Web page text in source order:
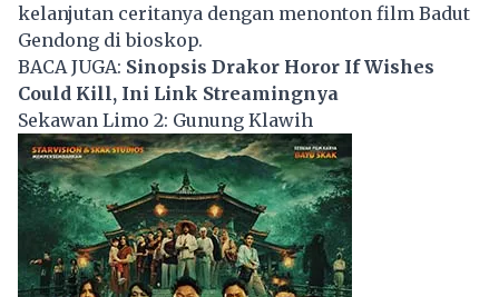
kelanjutan ceritanya dengan menonton film Badut
Gendong di bioskop.
BACA JUGA: Sinopsis Drakor Horor If Wishes
Could Kill, Ini Link Streamingnya
Sekawan Limo 2: Gunung Klawih